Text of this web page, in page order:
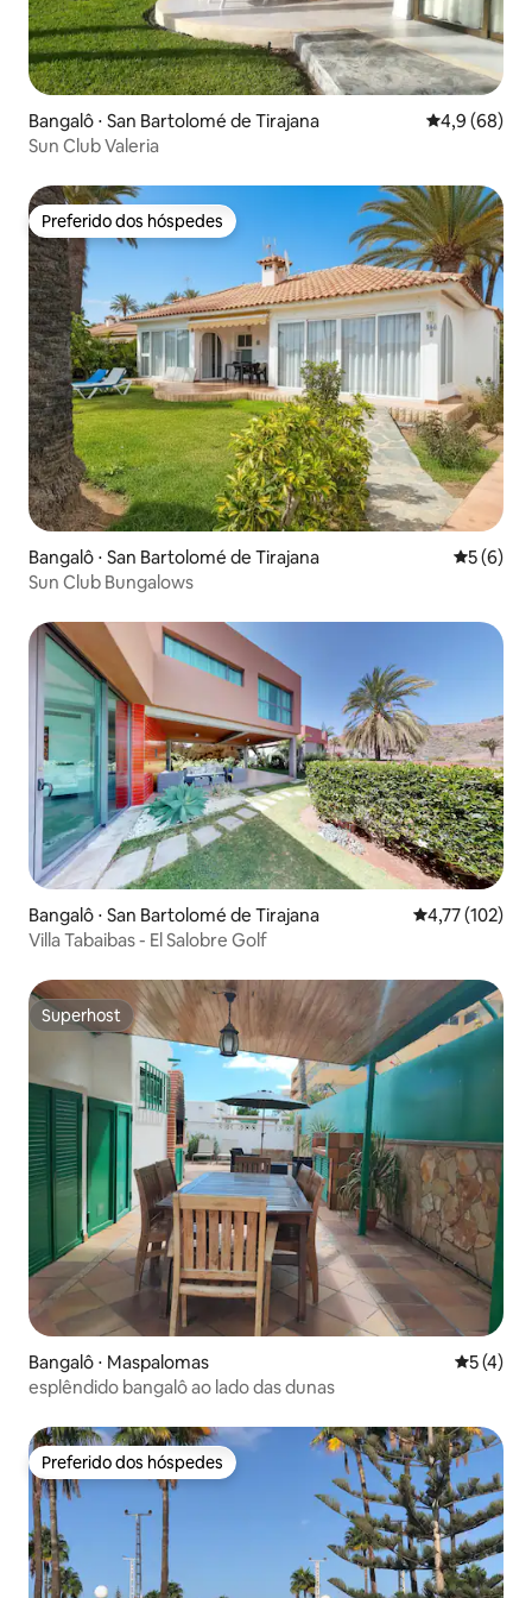
Bangalô ⋅ San Bartolomé de Tirajana 4,9 de uma
4,9 (68)
Sun Club Valeria
Preferido dos hóspedes
Preferido dos hóspedes
Bangalô ⋅ San Bartolomé de Tirajana 5 de
5 (6)
Sun Club Bungalows
Bangalô ⋅ San Bartolomé de Tirajana 4,77 de uma
4,77 (102)
Villa Tabaibas - El Salobre Golf
Superhost
Superhost
Bangalô ⋅ Maspalomas 5 de
5 (4)
esplêndido bangalô ao lado das dunas
Preferido dos hóspedes
Preferido dos hóspedes